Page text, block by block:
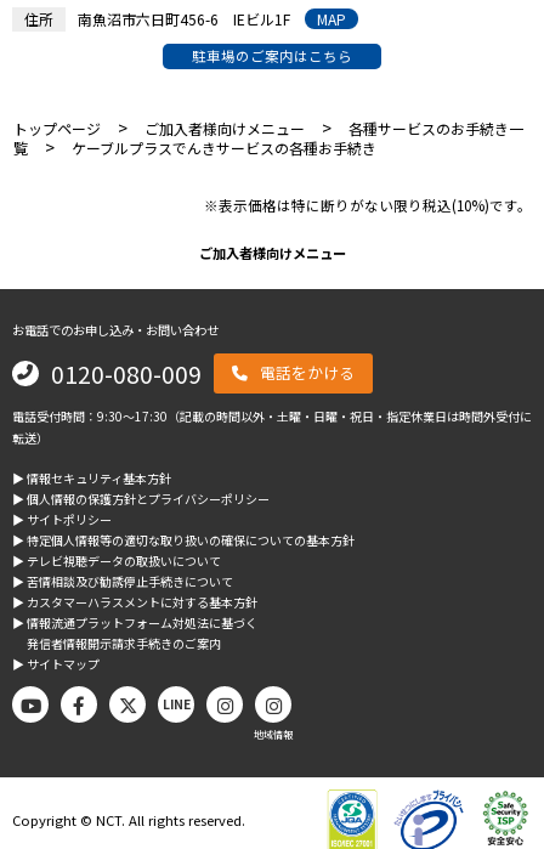
住所
南魚沼市六日町456-6 IEビル1F MAP
駐車場のご案内はこちら
トップページ > ご加入者様向けメニュー >各種サービスのお手続き一
覧
> ケーブルプラスでんきサービスの各種お手続き
※表示価格は特に断りがない限り税込(10%)です。
ご加入者様向けメニュー
お電話でのお申し込み・お問い合わせ
0120-080-009 電話をかける
電話受付時間：9:30～17:30（記載の時間以外・土曜・日曜・祝日・指定休業日は時間外受付に
転送）
▶︎ 情報セキュリティ基本方針
▶︎ 個人情報の保護方針とプライバシーポリシー
▶︎ サイトポリシー
▶︎ 特定個人情報等の適切な取り扱いの確保についての基本方針
▶︎ テレビ視聴データの取扱いについて
▶︎ 苦情相談及び勧誘停止手続きについて
▶︎ カスタマーハラスメントに対する基本方針
▶︎ 情報流通プラットフォーム対処法に基づく
発信者情報開示請求手続きのご案内
▶︎ サイトマップ
LINE
地域情報
Copyright © NCT. All rights reserved.